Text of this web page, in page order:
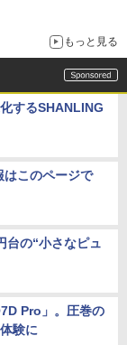
もっと見る
するSHANLING
はこのページで
台の“小さなピュ
Pro」。圧巻の
験に